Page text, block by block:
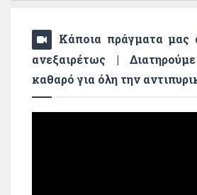
Κάποια πράγματα μας
ανεξαιρέτως |
καθαρό για όλη την